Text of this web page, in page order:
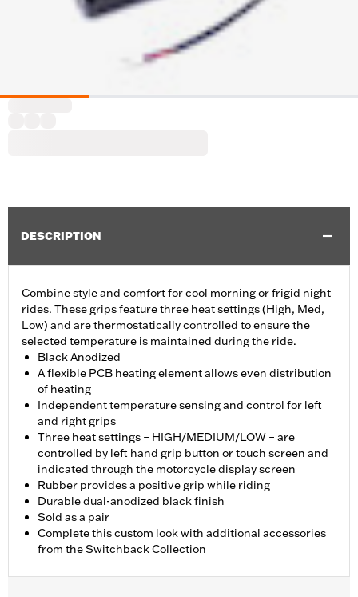
DESCRIPTION
Combine style and comfort for cool morning or frigid night
rides. These grips feature three heat settings (High, Med,
Low) and are thermostatically controlled to ensure the
selected temperature is maintained during the ride.
Black Anodized
A flexible PCB heating element allows even distribution
of heating
Independent temperature sensing and control for left
and right grips
Three heat settings – HIGH/MEDIUM/LOW – are
controlled by left hand grip button or touch screen and
indicated through the motorcycle display screen
Rubber provides a positive grip while riding
Durable dual-anodized black finish
Sold as a pair
Complete this custom look with additional accessories
from the Switchback Collection